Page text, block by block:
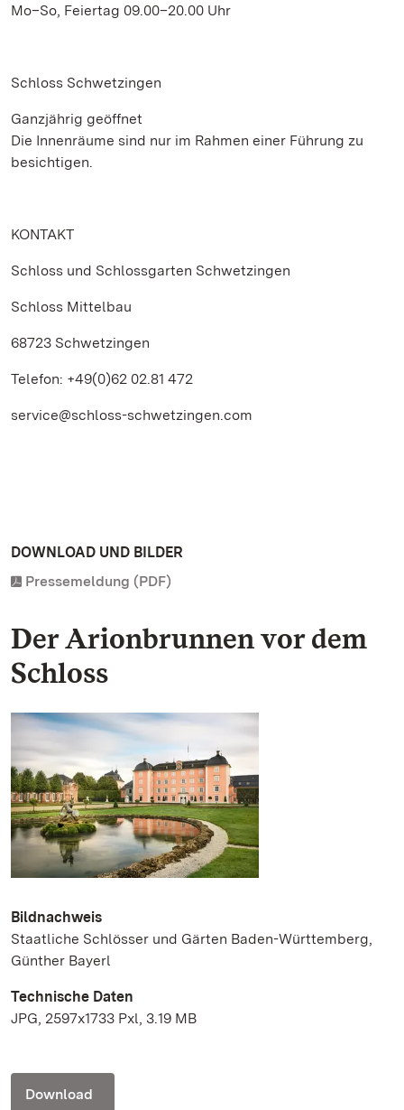
Mo–So, Feiertag 09.00–20.00 Uhr
Schloss Schwetzingen
Ganzjährig geöffnet
Die Innenräume sind nur im Rahmen einer Führung zu
besichtigen.
KONTAKT
Schloss und Schlossgarten Schwetzingen
Schloss Mittelbau
68723 Schwetzingen
Telefon: +49(0)62 02.81 472
service@schloss-schwetzingen.com
DOWNLOAD UND BILDER
Pressemeldung (PDF)
Der Arionbrunnen vor dem
Schloss
Bildnachweis
Staatliche Schlösser und Gärten Baden-Württemberg,
Günther Bayerl
Technische Daten
JPG, 2597x1733 Pxl, 3.19 MB
Download